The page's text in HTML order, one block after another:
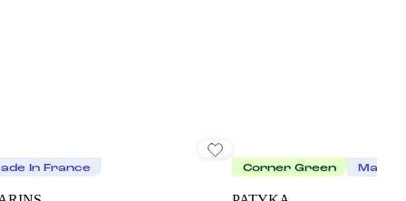
In France Corner Green Made